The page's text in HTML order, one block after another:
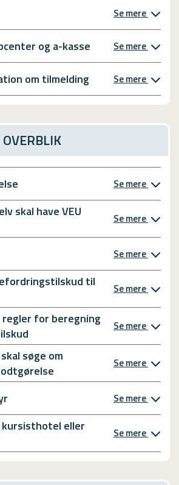
Se mere
og a-kasse Se mere
om tilmelding Se mere
Se mere
skal have VEU
Se mere
Se mere
til
Se mere
for beregning
Se mere
søge om
Se mere
Se mere
eller
Se mere